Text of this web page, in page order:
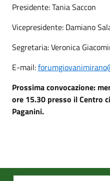
Presidente: Tania Saccon
Vicepresidente: Damiano
Segretaria: Veronica
E-mail:
Prossima convocazione:
ore 15.30 presso il Centro
Paganini.